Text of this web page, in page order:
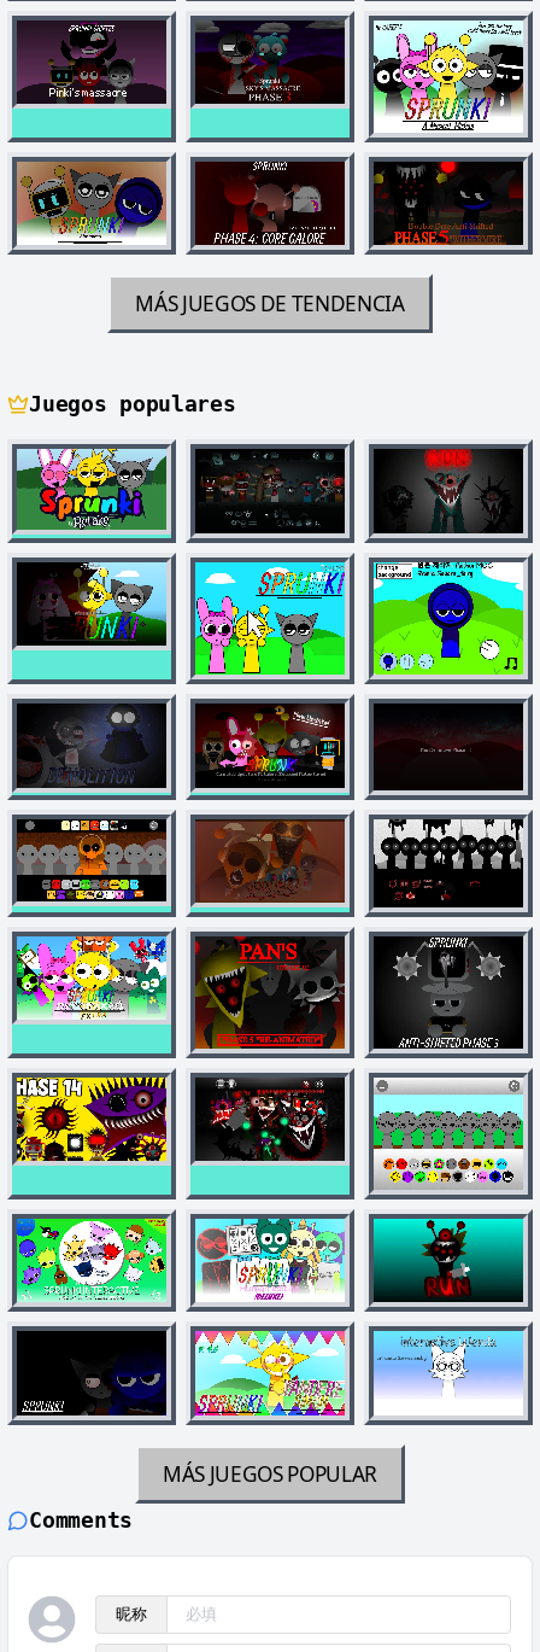
MÁS JUEGOS DE TENDENCIA
Juegos populares
MÁS JUEGOSPOPULAR
Comments
昵称